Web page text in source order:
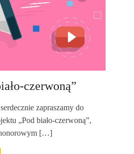
czerwoną”
zapraszamy do
„Pod biało-czerwoną”,
[…]